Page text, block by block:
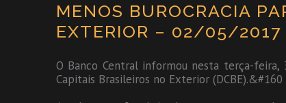
MENOS BUROCRACIA
EXTERIOR – 02/05/2017
O Banco Central informou nesta terça-
Capitais Brasileiros no Exterior (DCBE).&#160